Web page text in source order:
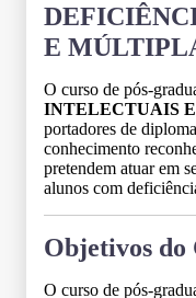
E
O curso de pós-
INTELECTUAIS
portadores de
conhecimento
pretendem atuar em
alunos com
Objetivos do
O curso de pós-